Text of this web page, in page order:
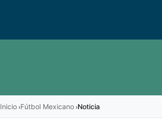
Inicio ›Fútbol Mexicano ›Noticia